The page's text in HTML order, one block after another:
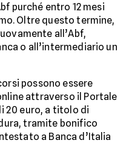
purché entro 12 mesi
Oltre questo termine,
all’Abf,
o all’intermediario un
possono essere
attraverso il Portale
20 euro, a titolo di
tramite bonifico
a Banca d’Italia